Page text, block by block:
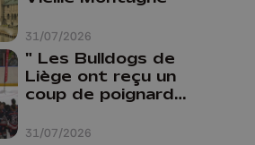
31/07/2026
31/07/2026
" Les Bulldogs de
Liège ont reçu un
coup de poignard